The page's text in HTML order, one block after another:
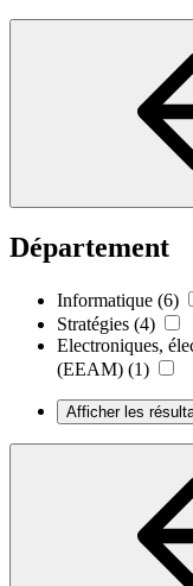
Département
Informatique (6)
Stratégies (4)
Electroniques,
(EEAM) (1)
Afficher les